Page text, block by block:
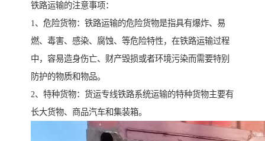
铁路运输的注意事项：
1、危险货物：铁路运输的危险货物是指具有爆炸、易
燃、毒害、感染、腐蚀、等危险特性，在铁路运输过程
中，容易造身伤亡、财产毁损或者环境污染而需要特别
防护的物质和物品。
2、特种货物：货运专线铁路系统运输的特种货物主要有
长大货物、商品汽车和集装箱。